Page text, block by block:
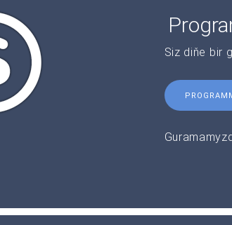
Siz diňe bir